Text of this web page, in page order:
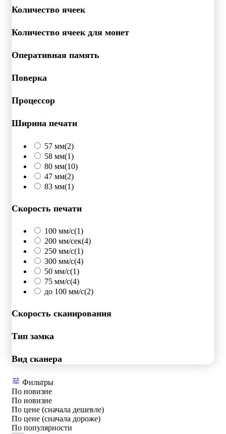
Количество ячеек
Количество ячеек для монет
Оперативная память
Поверка
Процессор
Ширина печати
57 мм(2)
58 мм(1)
80 мм(10)
47 мм(2)
83 мм(1)
Скорость печати
100 мм/с(1)
200 мм/сек(4)
250 мм/c(1)
300 мм/с(4)
50 мм/с(1)
75 мм/с(4)
до 100 мм/с(2)
Скорость сканирования
Тип замка
Вид сканера
Фильтры
По новизне
По новизне
По цене (сначала дешевле)
По цене (сначала дороже)
По популярности